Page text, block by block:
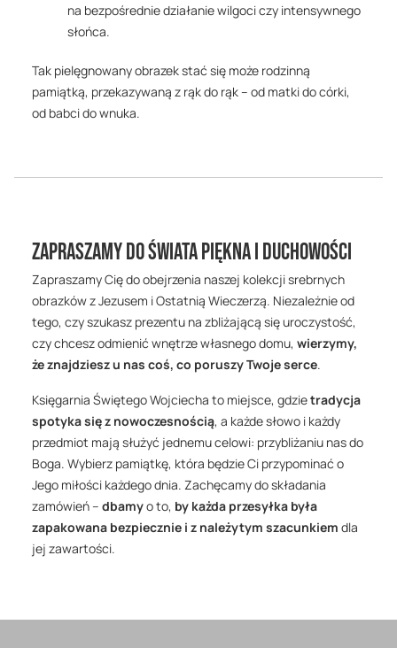
na bezpośrednie działanie wilgoci czy intensywnego
słońca.
Tak pielęgnowany obrazek stać się może rodzinną
pamiątką, przekazywaną z rąk do rąk – od matki do córki,
od babci do wnuka.
Zapraszamy do świata piękna i duchowości
Zapraszamy Cię do obejrzenia naszej kolekcji srebrnych
obrazków z Jezusem i Ostatnią Wieczerzą. Niezależnie od
tego, czy szukasz prezentu na zbliżającą się uroczystość,
czy chcesz odmienić wnętrze własnego domu, wierzymy,
że znajdziesz u nas coś, co poruszy Twoje serce.
Księgarnia Świętego Wojciecha to miejsce, gdzietradycja
spotyka się z nowoczesnością, a każde słowo i każdy
przedmiot mają służyć jednemu celowi: przybliżaniu nas do
Boga. Wybierz pamiątkę, która będzie Ci przypominać o
Jego miłości każdego dnia. Zachęcamy do składania
zamówień – dbamyo to, by każda przesyłka była
zapakowana bezpiecznie i z należytym szacunkiem dla
jej zawartości.